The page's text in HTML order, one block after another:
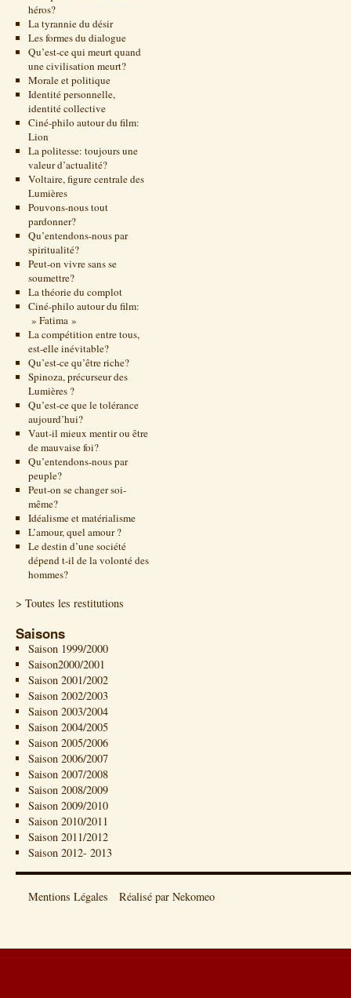
héros?
La tyrannie du désir
Les formes du dialogue
Qu’est-ce qui meurt quand
une civilisation meurt?
Morale et politique
Identité personnelle,
identité collective
Ciné-philo autour du film:
Lion
La politesse: toujours une
valeur d’actualité?
Voltaire, figure centrale des
Lumières
Pouvons-nous tout
pardonner?
Qu’entendons-nous par
spiritualité?
Peut-on vivre sans se
soumettre?
La théorie du complot
Ciné-philo autour du film:
» Fatima »
La compétition entre tous,
est-elle inévitable?
Qu’est-ce qu’être riche?
Spinoza, précurseur des
Lumières ?
Qu’est-ce que le tolérance
aujourd’hui?
Vaut-il mieux mentir ou être
de mauvaise foi?
Qu’entendons-nous par
peuple?
Peut-on se changer soi-
même?
Idéalisme et matérialisme
L’amour, quel amour ?
Le destin d’une société
dépend t-il de la volonté des
hommes?
> Toutes les restitutions
Saisons
Saison 1999/2000
Saison2000/2001
Saison 2001/2002
Saison 2002/2003
Saison 2003/2004
Saison 2004/2005
Saison 2005/2006
Saison 2006/2007
Saison 2007/2008
Saison 2008/2009
Saison 2009/2010
Saison 2010/2011
Saison 2011/2012
Saison 2012- 2013
Mentions Légales Réalisé par Nekomeo